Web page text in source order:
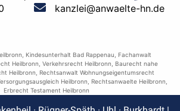
kanzlei@anwaelte-hn.de
Kindesunterhalt Bad Rappenau
Fachanwalt
Heilbronn Verkehrsrecht Heilbronn
Baurecht nahe
Heilbronn
Rechtsanwalt Wohnungseigentumsrecht
Heilbronn Rechtsanwaelte Heilbronn
Erbrecht Testament Heilbronn